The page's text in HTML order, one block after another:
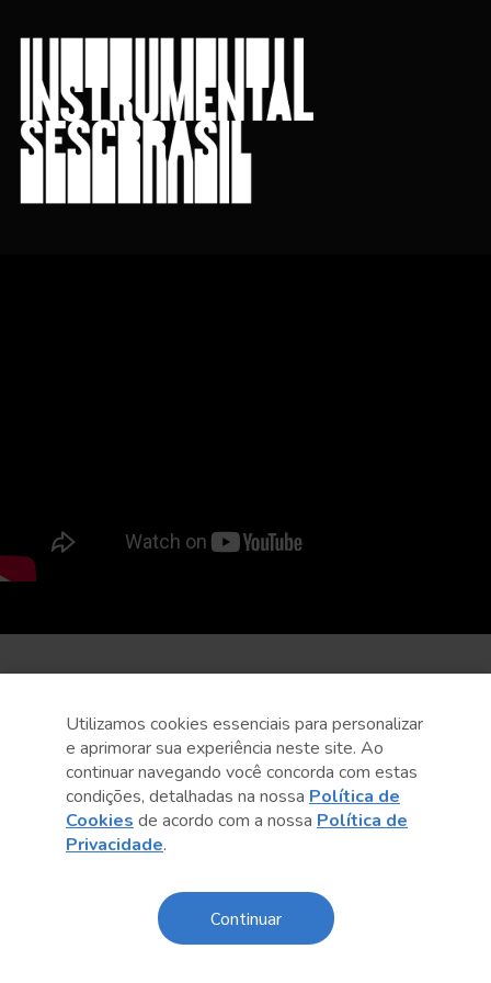
Utilizamos cookies essenciais para personalizar
e aprimorar sua experiência neste site. Ao
continuar navegando você concorda com estas
condições, detalhadas na nossa Política de
Cookies de acordo com a nossa Política de
Privacidade.
Continuar